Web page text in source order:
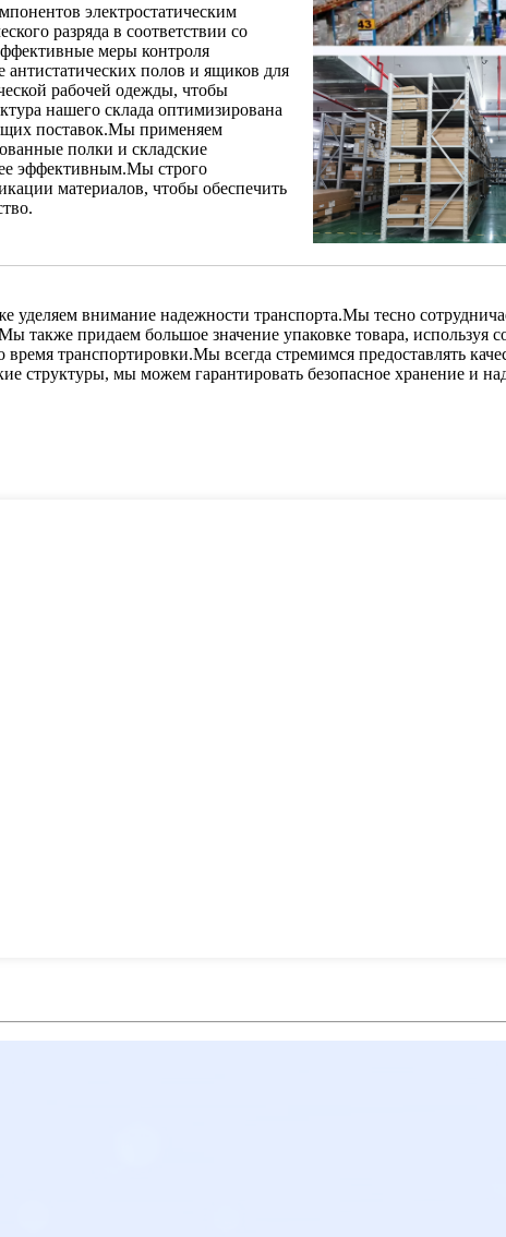
электростатическим
разряда в соответствии со
меры контроля
антистатических полов и ящиков для
рабочей одежды, чтобы
нашего склада оптимизирована
поставок.Мы применяем
полки и складские
эффективным.Мы строго
материалов, чтобы обеспечить
внимание надежности транспорта.Мы тесно
также придаем большое значение упаковке товара, используя
транспортировки.Мы всегда стремимся предоставлять
структуры, мы можем гарантировать безопасное хранение и